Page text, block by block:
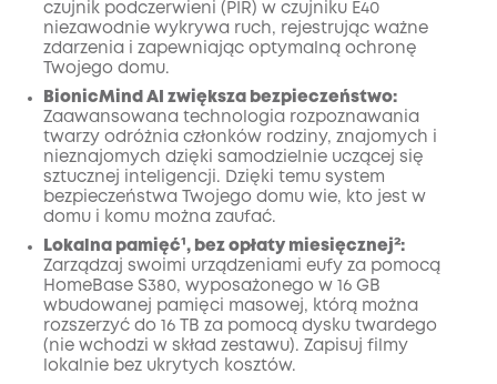
czujnik podczerwieni (PIR) w czujniku E40
niezawodnie wykrywa ruch, rejestrując ważne
zdarzenia i zapewniając optymalną ochronę
Twojego domu.
BionicMind AI zwiększa bezpieczeństwo:
Zaawansowana technologia rozpoznawania
twarzy odróżnia członków rodziny, znajomych i
nieznajomych dzięki samodzielnie uczącej się
sztucznej inteligencji. Dzięki temu system
bezpieczeństwa Twojego domu wie, kto jest w
domu i komu można zaufać.
Lokalna pamięć¹, bez opłaty miesięcznej²:
Zarządzaj swoimi urządzeniami eufy za pomocą
HomeBase S380, wyposażonego w 16 GB
wbudowanej pamięci masowej, którą można
rozszerzyć do 16 TB za pomocą dysku twardego
(nie wchodzi w skład zestawu). Zapisuj filmy
lokalnie bez ukrytych kosztów.